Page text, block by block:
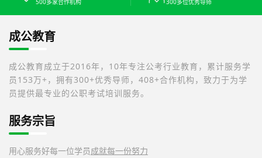
500多家合作机构 300多位优秀导师
成公教育
成公教育成立于2016年，10年专注公考行业教育，累计服务学
员153万+，拥有300+优秀导师，408+合作机构，致力于为学
员提供最专业的公职考试培训服务。
服务宗旨
用心服务好每一位学员成就每一份努力